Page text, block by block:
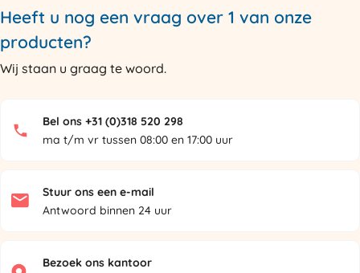
Heeft u nog een vraag over 1 van onze
producten?
Wij staan u graag te woord.
Bel ons +31 (0)318 520 298
ma t/m vr tussen 08:00 en 17:00 uur
Stuur ons een e-mail
Antwoord binnen 24 uur
Bezoek ons kantoor